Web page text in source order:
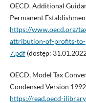
OECD, Additional
Permanent
https://www.oecd.org/
attribution-of-profits-to-
7.pdf(dostęp:
OECD, Model Tax
Condensed Version
https://read.oecd-